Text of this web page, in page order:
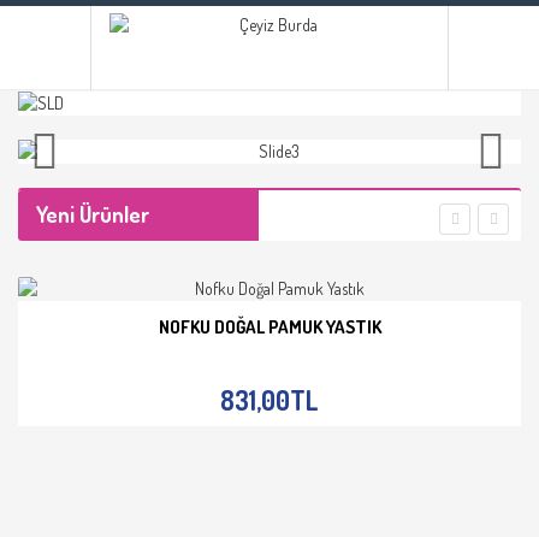
Yeni Ürünler
NOFKU DOĞAL PAMUK YASTIK
831,00TL